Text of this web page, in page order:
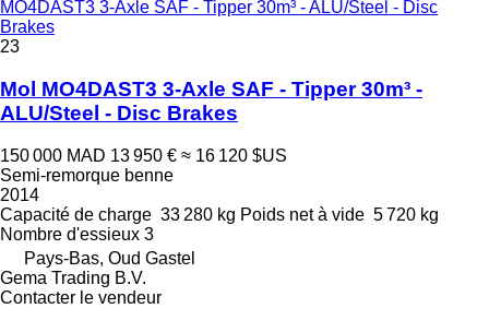
MO4DAST3 3-Axle SAF - Tipper 30m³ - ALU/Steel - Disc
Brakes
23
Mol MO4DAST3 3-Axle SAF - Tipper 30m³ -
ALU/Steel - Disc Brakes
150 000 MAD 13 950 € ≈ 16 120 $US
Semi-remorque benne
2014
Capacité de charge 33 280 kg Poids net à vide 5 720 kg
Nombre d'essieux 3
Pays-Bas, Oud Gastel
Gema Trading B.V.
Contacter le vendeur